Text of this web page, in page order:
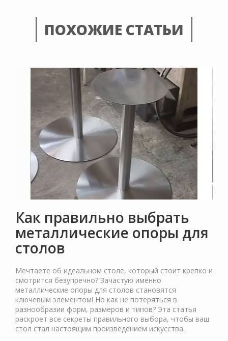
ПОХОЖИЕ СТАТЬИ
Как правильно выбрать
металлические опоры для
столов
Мечтаете об идеальном столе, который стоит крепко и
смотрится безупречно? Зачастую именно
металлические опоры для столов становятся
ключевым элементом! Но как не потеряться в
разнообразии форм, размеров и типов? Эта статья
раскроет все секреты правильного выбора, чтобы ваш
стол стал настоящим произведением искусства.